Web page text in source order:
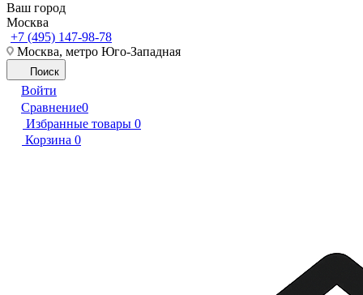
Ваш город
Москва
+7 (495) 147-98-78
Москва, метро Юго-Западная
Поиск
Войти
Сравнение0
Избранные товары 0
Корзина 0